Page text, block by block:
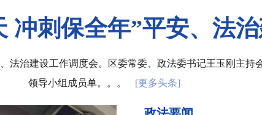
冲刺保全年”平安、法
法治建设工作调度会。区委常委、政法委书记王玉刚主
领导小组成员单。。。
[更多头条]